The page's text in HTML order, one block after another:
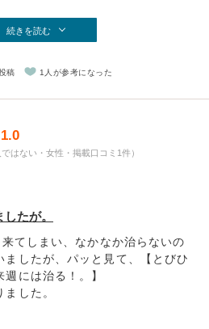
続きを読む
稿 1人が参考になった
1.0
はない・女性・掲載口コミ1件）
たが。
てしまい、なかなか治らないの
ましたが、パッと見て、【とびひ
には治る！。】
した。